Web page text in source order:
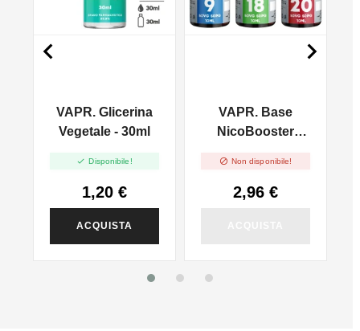
VAPR. Glicerina
Vegetale - 30ml
 Disponibile!
1,20 €
ACQUISTA
VAPR. Base
NicoBooster
 Non disponibile!
2,96 €
 